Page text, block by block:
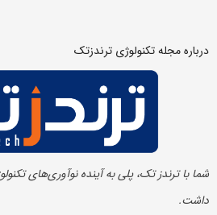
درباره مجله تکنولوژی ترندزتک
شما با ترندز تک، پلی به آینده‌ نوآوری‌های
داشت.